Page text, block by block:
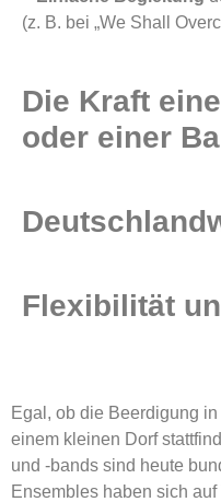
(z. B. bei „We Shall
Die Kraft
oder einer
Flexibilität
Egal, ob die Beerdigung
einem kleinen Dorf
und -bands sind heute
Ensembles haben sich